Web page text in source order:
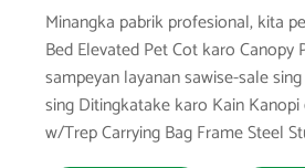
Minangka pabrik profesional, kita
Bed Elevated Pet Cot karo
sampeyan layanan sawise-sale
sing Ditingkatake karo Kain
w/Trep Carrying Bag Frame Steel